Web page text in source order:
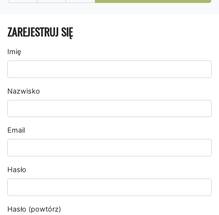
ZAREJESTRUJ SIĘ
Imię
Nazwisko
Email
Hasło
Hasło (powtórz)